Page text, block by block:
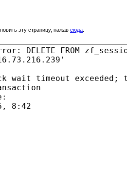
эту страницу, нажав сюда